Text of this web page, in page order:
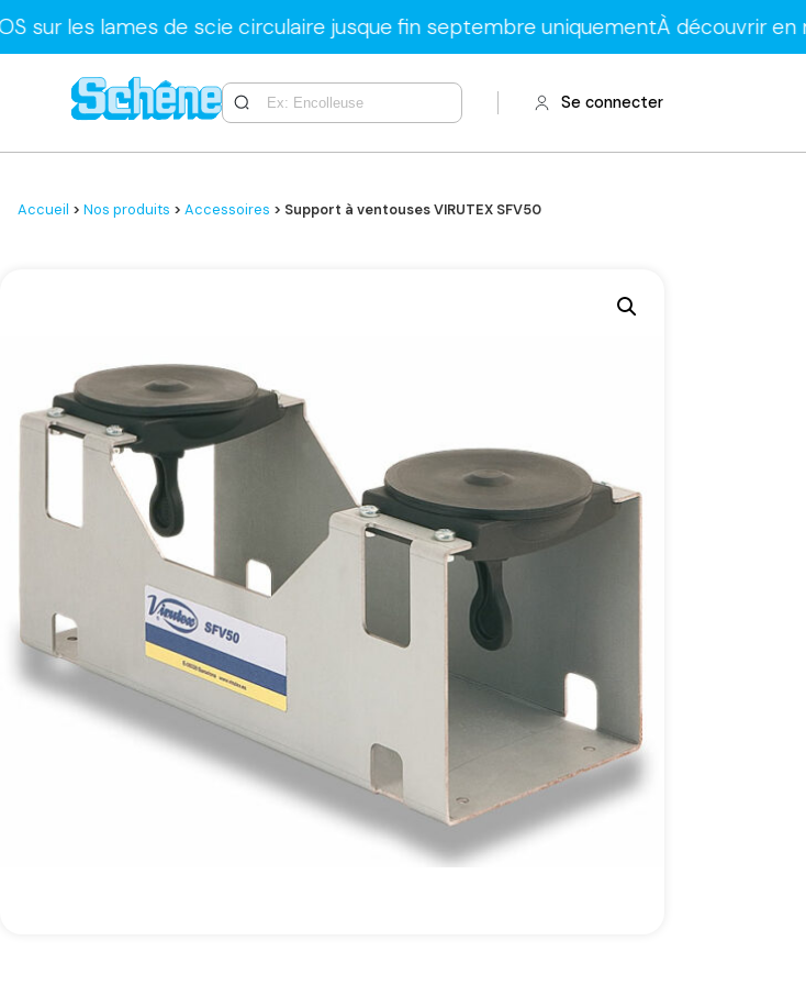
lames de scie circulaire jusque fin septembre uniquementÀ découvrir en magasin
Se connecter
Accueil > Nos produits > Accessoires > Support à ventouses VIRUTEX SFV50